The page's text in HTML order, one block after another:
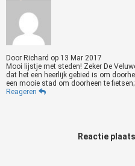
Door Richard op 13 Mar 2017
Mooi lijstje met steden! Zeker De
dat het een heerlijk gebied is om
een mooie stad om doorheen te
Reageren
Reactie